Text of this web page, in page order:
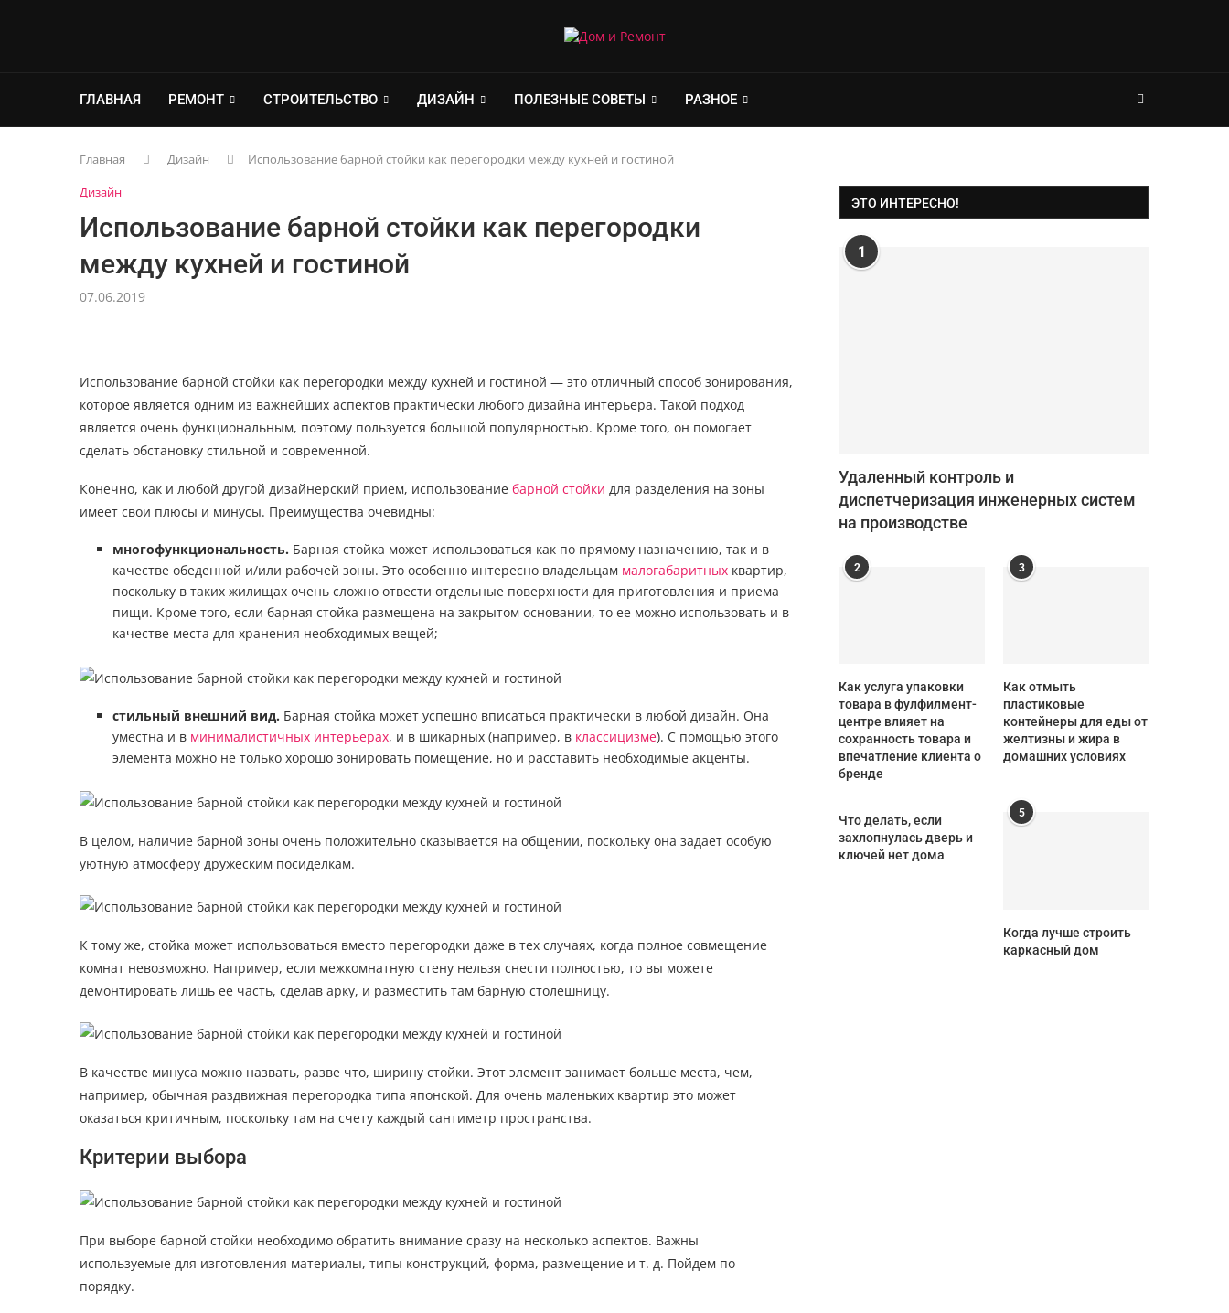
ГЛАВНАЯ РЕМОНТ СТРОИТЕЛЬСТВО ДИЗАЙН ПОЛЕЗНЫЕ СОВЕТЫ РАЗНОЕ
Главная Дизайн
Использование барной стойки как перегородки между кухней и гостиной
Дизайн
Использование барной стойки как перегородки
между кухней и гостиной
07.06.2019
Использование барной стойки как перегородки между кухней и гостиной — это отличный способ зонирования,
которое является одним из важнейших аспектов практически любого дизайна интерьера. Такой подход
является очень функциональным, поэтому пользуется большой популярностью. Кроме того, он помогает
сделать обстановку стильной и современной.
Конечно, как и любой другой дизайнерский прием, использование барной стойки для разделения на зоны
имеет свои плюсы и минусы. Преимущества очевидны:
многофункциональность. Барная стойка может использоваться как по прямому назначению, так и в
качестве обеденной и/или рабочей зоны. Это особенно интересно владельцам малогабаритных квартир,
поскольку в таких жилищах очень сложно отвести отдельные поверхности для приготовления и приема
пищи. Кроме того, если барная стойка размещена на закрытом основании, то ее можно использовать и в
качестве места для хранения необходимых вещей;
стильный внешний вид. Барная стойка может успешно вписаться практически в любой дизайн. Она
уместна и в минималистичных интерьерах, и в шикарных (например, в классицизме). С помощью этого
элемента можно не только хорошо зонировать помещение, но и расставить необходимые акценты.
В целом, наличие барной зоны очень положительно сказывается на общении, поскольку она задает особую
уютную атмосферу дружеским посиделкам.
К тому же, стойка может использоваться вместо перегородки даже в тех случаях, когда полное совмещение
комнат невозможно. Например, если межкомнатную стену нельзя снести полностью, то вы можете
демонтировать лишь ее часть, сделав арку, и разместить там барную столешницу.
В качестве минуса можно назвать, разве что, ширину стойки. Этот элемент занимает больше места, чем,
например, обычная раздвижная перегородка типа японской. Для очень маленьких квартир это может
оказаться критичным, поскольку там на счету каждый сантиметр пространства.
Критерии выбора
При выборе барной стойки необходимо обратить внимание сразу на несколько аспектов. Важны
используемые для изготовления материалы, типы конструкций, форма, размещение и т. д. Пойдем по
порядку.
ЭТО ИНТЕРЕСНО!
1
Удаленный контроль и
диспетчеризация инженерных систем
на производстве
2
Как услуга упаковки
товара в фулфилмент-
центре влияет на
сохранность товара и
впечатление клиента о
бренде
3
Как отмыть
пластиковые
контейнеры для еды от
желтизны и жира в
домашних условиях
Что делать, если
захлопнулась дверь и
ключей нет дома
5
Когда лучше строить
каркасный дом